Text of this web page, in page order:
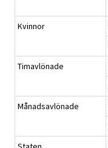
Kvinnor
Timavlönade
Månadsavlönade